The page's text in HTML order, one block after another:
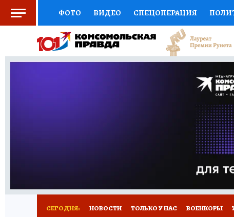
ФОТО ВИДЕО СПЕЦОПЕРАЦИЯ
СОЦПОДДЕРЖКА НАУКА СПОРТ
ВЫБОР ЭКСПЕРТОВ ДОКТОР ФИНАНСЫ
ПРОГНОЗЫ НА СПОРТ
НОВОЕ
СЕГОДНЯ: НОВОСТИ ТОЛЬКО У НАС ВОЕНКОРЫ